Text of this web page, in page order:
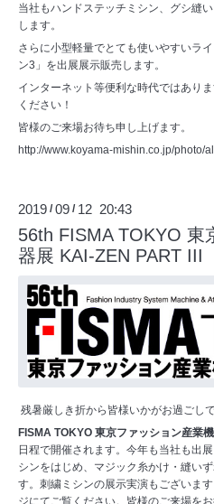
当社もハンドステッチミシン、グシ縫
します。
さらに小型軽量でとても使いやすいラ
ン3」を出展展示販売します。
インターネット等便利な時代ではあり
ください！
皆様のご来場お待ち申し上げます。
http://www.koyama-mishin.co.jp/photo/
2019 /09 / 12 20:43
56th FISMA TOKYO 東
器展 KAI-ZEN PART III
残暑厳しき折から皆様いかがお過ごし
FISMA TOKYO 東京ファッション産業
日程で開催されます。今年も当社も出
シンをはじめ、マジック糸かけ・縫い
す。刺繍ミシンの展示実演もございま
ジにてご覧ください。皆様のご来場をお